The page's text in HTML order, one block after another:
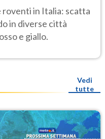
Ministero della
in Italia: scatta
in diverse città
e giallo.
Vedi
tutte